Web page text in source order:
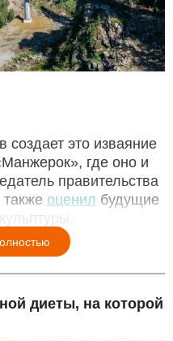
это изваяние
где оно и
правительства
оценил будущие
диеты, на которой